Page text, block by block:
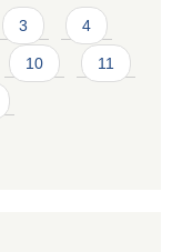
3 4
10 11